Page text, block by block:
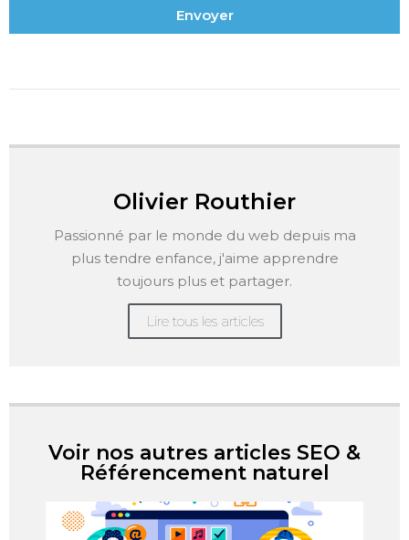
Envoyer
Olivier Routhier
Passionné par le monde du web depuis ma
plus tendre enfance, j'aime apprendre
toujours plus et partager.
Lire tous les articles
Voir nos autres articles SEO &
Référencement naturel